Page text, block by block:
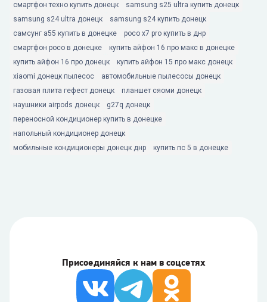
смартфон техно купить донецк
samsung s25 ultra купить донецк
samsung s24 ultra донецк
samsung s24 купить донецк
самсунг а55 купить в донецке
poco x7 pro купить в днр
смартфон poco в донецке
купить айфон 16 про макс в донецке
купить айфон 16 про донецк
купить айфон 15 про макс донецк
xiaomi донецк пылесос
автомобильные пылесосы донецк
газовая плита гефест донецк
планшет сяоми донецк
наушники airpods донецк
g27q донецк
переносной кондиционер купить в донецке
напольный кондиционер донецк
мобильные кондиционеры донецк днр
купить пс 5 в донецке
Присоединяйся к нам в соцсетях